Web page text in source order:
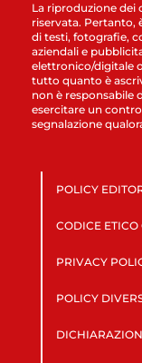
La riproduzione dei
riservata. Pertanto,
di testi, fotografie,
aziendali e
elettronico/digitale
tutto quanto è
non è responsabile
esercitare un
segnalazione
POLICY
CODICE
PRIVACY
POLICY